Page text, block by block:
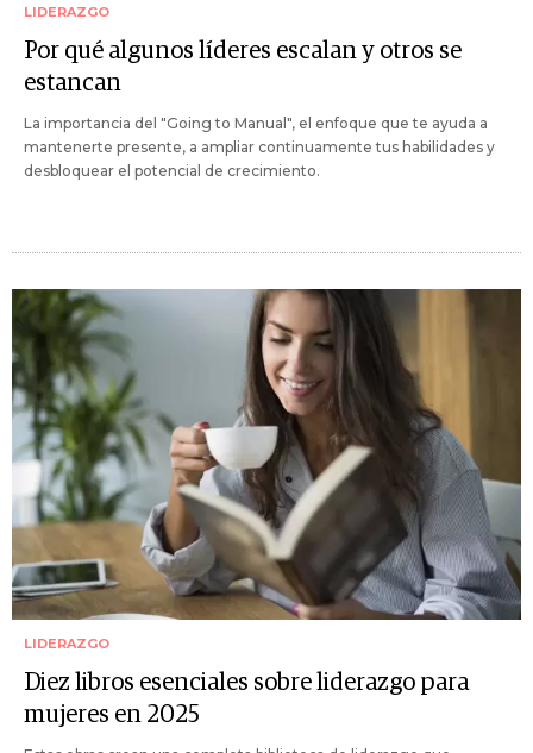
LIDERAZGO
Por qué algunos líderes escalan y otros se
estancan
La importancia del "Going to Manual", el enfoque que te ayuda a
mantenerte presente, a ampliar continuamente tus habilidades y
desbloquear el potencial de crecimiento.
LIDERAZGO
Diez libros esenciales sobre liderazgo para
mujeres en 2025